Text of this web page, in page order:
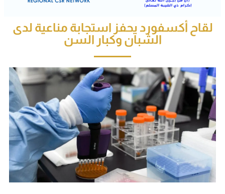
لقاح أكسفورد يحفز استجابة مناعية لدى
الشبان وكبار السن